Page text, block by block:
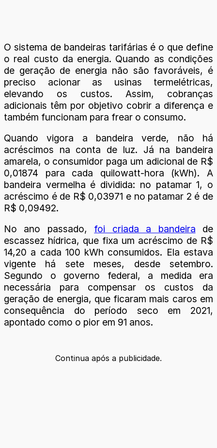
O sistema de bandeiras tarifárias é o que define
o real custo da energia. Quando as condições
de geração de energia não são favoráveis, é
preciso acionar as usinas termelétricas,
elevando os custos. Assim, cobranças
adicionais têm por objetivo cobrir a diferença e
também funcionam para frear o consumo.
Quando vigora a bandeira verde, não há
acréscimos na conta de luz. Já na bandeira
amarela, o consumidor paga um adicional de R$
0,01874 para cada quilowatt-hora (kWh). A
bandeira vermelha é dividida: no patamar 1, o
acréscimo é de R$ 0,03971 e no patamar 2 é de
R$ 0,09492.
No ano passado, foi criada a bandeira de
escassez hídrica, que fixa um acréscimo de R$
14,20 a cada 100 kWh consumidos. Ela estava
vigente há sete meses, desde setembro.
Segundo o governo federal, a medida era
necessária para compensar os custos da
geração de energia, que ficaram mais caros em
consequência do período seco em 2021,
apontado como o pior em 91 anos.
Continua após a publicidade.